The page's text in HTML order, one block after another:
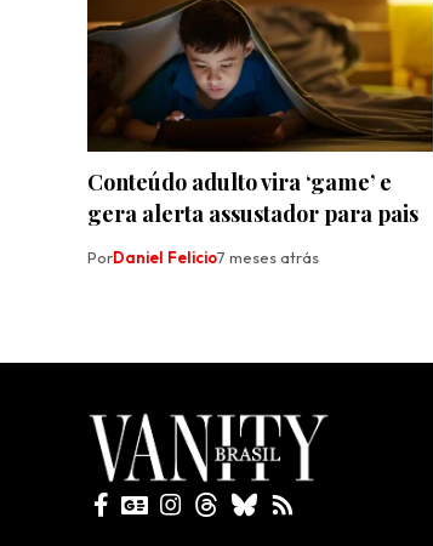
Conteúdo adulto vira ‘game’ e
gera alerta assustador para pais
PorDaniel Felicio7 meses atrás